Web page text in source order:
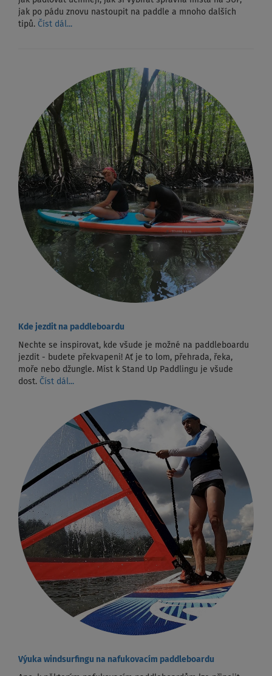
jak po pádu znovu nastoupit na paddle a mnoho dalších
tipů. Číst dál...
Kde jezdit na paddleboardu
Nechte se inspirovat, kde všude je možné na paddleboardu
jezdit - budete překvapeni! Ať je to lom, přehrada, řeka,
moře nebo džungle. Míst k Stand Up Paddlingu je všude
dost. Číst dál...
Výuka windsurfingu na nafukovacím paddleboardu